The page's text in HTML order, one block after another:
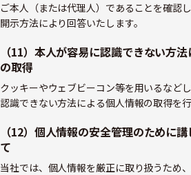
ご本人（または代理人）であることを確認
開示方法により回答いたします。
（11）本人が容易に認識できない方
の取得
クッキーやウェブビーコン等を用いるなど
認識できない方法による個人情報の取得を行
（12）個人情報の安全管理のために
て
当社では、個人情報を厳正に取り扱うため